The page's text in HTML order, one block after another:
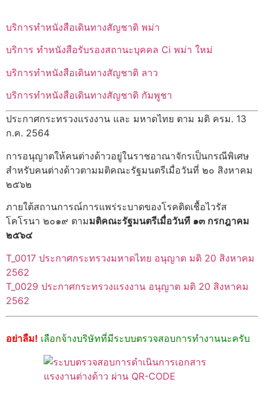
บริการทำหนังสือเดินทางสัญชาติ พม่า
บริการ ทำหนังสือรับรองสถานะบุคคล Ci พม่า ใหม่
บริการทำหนังสือเดินทางสัญชาติ ลาว
บริการทำหนังสือเดินทางสัญชาติ กัมพูชา
ประกาศกระทรวงแรงงาน และ มหาดไทย ตาม มติ ครม. 13
ก.ค. 2564
การอนุญาตให้คนต่างด้าวอยู่ในราชอาณาจักรเป็นกรณีพิเศษ
สำหรับคนต่างด้าวตามมติคณะรัฐมนตรีเมื่อวันที่ ๒๐ สิงหาคม
๒๕๖๒
ภายใต้สถานการณ์การแพร่ระบาดของโรคติดเชื้อไวรัส
โคโรนา ๒๐๑๙ ตามมติคณะรัฐมนตรีเมื่อวันที ๑๓ กรกฎาคม
๒๕๖๔
T_0017 ประกาศกระทรวงมหาดไทย อนุญาต มติ 20 สิงหาคม
2562
T_0029 ประกาศกระทรวงแรงงาน อนุญาต มติ 20 สิงหาคม
2562
อย่าลืม! เลือกจ้างบริษัทที่มีระบบตรวจสอบการทำงานนะครับ